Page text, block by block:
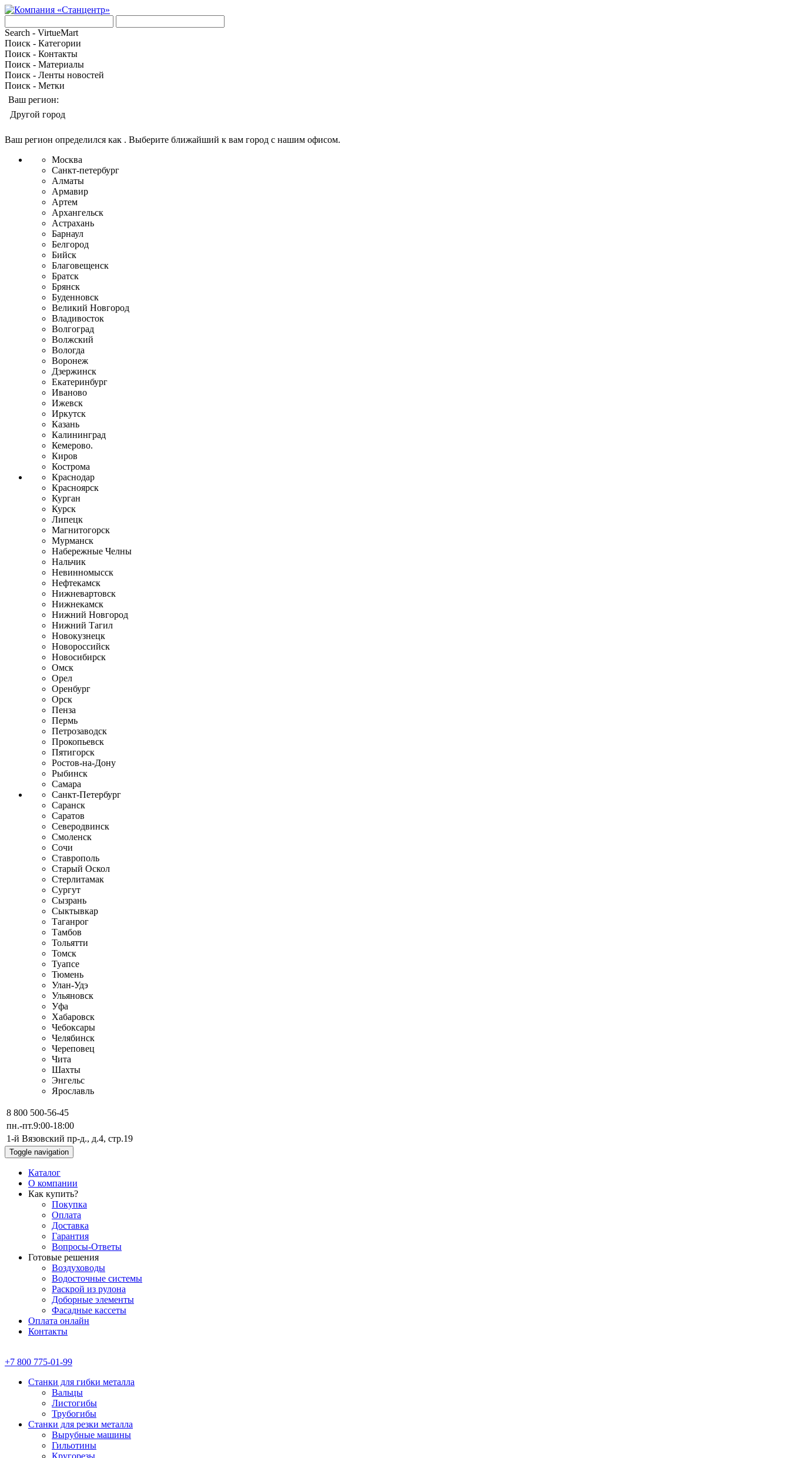
Search - VirtueMart
Поиск - Категории
Поиск - Контакты
Поиск - Материалы
Поиск - Ленты новостей
Поиск - Метки
Ваш регион:
Другой город
Ваш регион определился как . Выберите ближайший к вам город с нашим офисом.
Москва
Санкт-петербург
Алматы
Армавир
Артем
Архангельск
Астрахань
Барнаул
Белгород
Бийск
Благовещенск
Братск
Брянск
Буденновск
Великий Новгород
Владивосток
Волгоград
Волжский
Вологда
Воронеж
Дзержинск
Екатеринбург
Иваново
Ижевск
Иркутск
Казань
Калининград
Кемерово.
Киров
Кострома
Краснодар
Красноярск
Курган
Курск
Липецк
Магнитогорск
Мурманск
Набережные Челны
Нальчик
Невинномысск
Нефтекамск
Нижневартовск
Нижнекамск
Нижний Новгород
Нижний Тагил
Новокузнецк
Новороссийск
Новосибирск
Омск
Орел
Оренбург
Орск
Пенза
Пермь
Петрозаводск
Прокопьевск
Пятигорск
Ростов-на-Дону
Рыбинск
Самара
Санкт-Петербург
Саранск
Саратов
Северодвинск
Смоленск
Сочи
Ставрополь
Старый Оскол
Стерлитамак
Сургут
Сызрань
Сыктывкар
Таганрог
Тамбов
Тольятти
Томск
Туапсе
Тюмень
Улан-Удэ
Ульяновск
Уфа
Хабаровск
Чебоксары
Челябинск
Череповец
Чита
Шахты
Энгельс
Ярославль
8 800 500-56-45
пн.-пт.9:00-18:00
1-й Вязовский пр-д., д.4, стр.19
Toggle navigation
Каталог
О компании
Как купить?
Покупка
Оплата
Доставка
Гарантия
Вопросы-Ответы
Готовые решения
Воздуховоды
Водосточные системы
Раскрой из рулона
Доборные элементы
Фасадные кассеты
Оплата онлайн
Контакты
+7 800 775-01-99
Станки для гибки металла
Вальцы
Листогибы
Трубогибы
Станки для резки металла
Вырубные машины
Гильотины
Кругорезы